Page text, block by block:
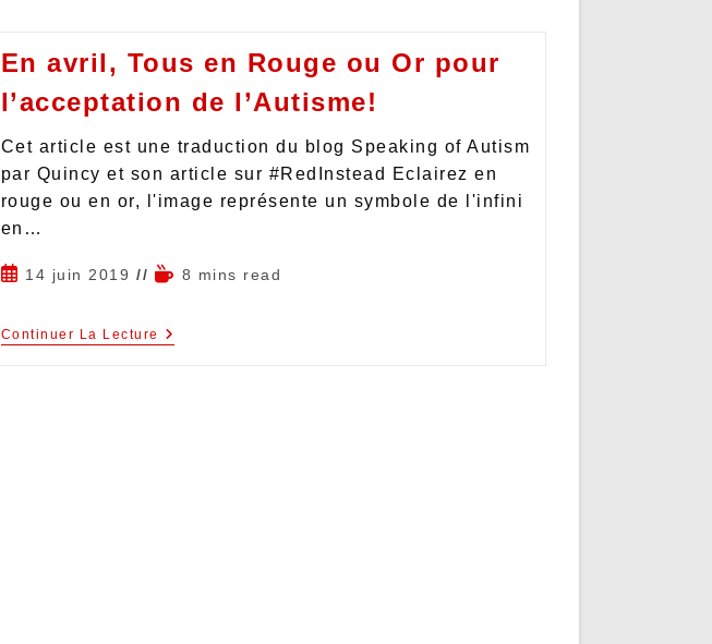
En avril, Tous en Rouge ou Or pour
l’acceptation de l’Autisme!
Cet article est une traduction du blog Speaking of Autism
par Quincy et son article sur #RedInstead Eclairez en
rouge ou en or, l'image représente un symbole de l'infini
en…
14 juin 2019 8 mins read
Continuer La Lecture